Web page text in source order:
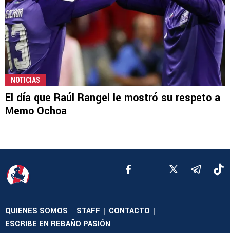
NOTICIAS
El día que Raúl Rangel le mostró su respeto a
Memo Ochoa
QUIENES SOMOS | STAFF | CONTACTO |
ESCRIBE EN REBAÑO PASIÓN